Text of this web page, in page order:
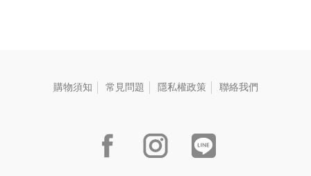
購物須知 常見問題 隱私權政策 聯絡我們